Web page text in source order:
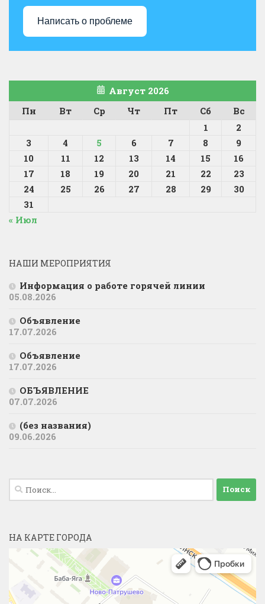
Написать о проблеме
Август 2026
Пн
Вт Ср Чт Пт Сб
Вс
1
2
3
4 5 6 7 8
9
10
11 12 13 14 15
16
17
18 19 20 21 22
23
24
25 26 27 28 29
30
31
« Июл
НАШИ МЕРОПРИЯТИЯ
Информация о работе горячей линии
05.08.2026
Объявление
17.07.2026
Объявление
17.07.2026
ОБЪЯВЛЕНИЕ
07.07.2026
(без названия)
09.06.2026
Найти:
НА КАРТЕ ГОРОДА